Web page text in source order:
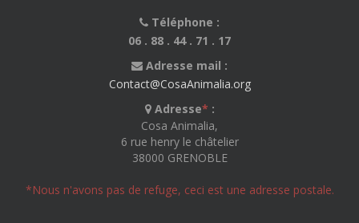
Téléphone :
06 . 88 . 44 . 71 . 17
Adresse mail :
Contact@CosaAnimalia.org
Adresse* :
Cosa Animalia,
6 rue henry le châtelier
38000 GRENOBLE
*Nous n'avons pas de refuge, ceci est une adresse postale.